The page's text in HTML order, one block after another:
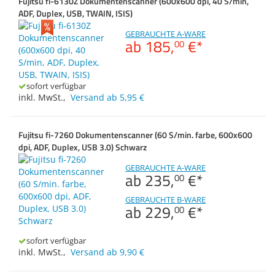
Zubehör
Dokumentenscanner
Anmelden | Registrieren
ADF, Duplex, USB, TWAIN, ISIS)
GEBRAUCHTE A-WARE
ab 185,00 €*
sofort verfügbar
inkl. MwSt., Versand ab 5,95 €
Fujitsu fi-7260 Dokumentenscanner (60 S/min. farbe, 600x600
dpi, ADF, Duplex, USB 3.0) Schwarz
GEBRAUCHTE A-WARE
ab 235,00 €*
GEBRAUCHTE B-WARE
ab 229,00 €*
sofort verfügbar
inkl. MwSt., Versand ab 9,90 €